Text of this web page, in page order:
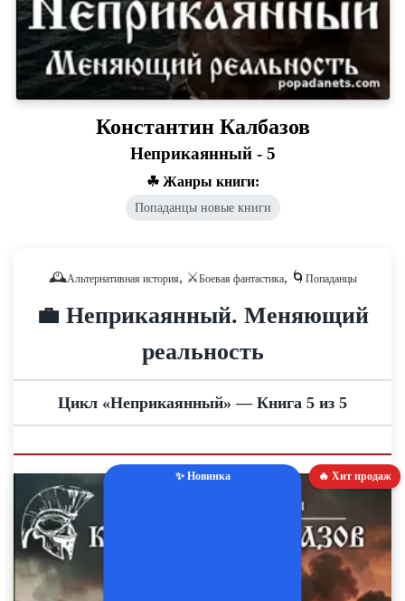
Константин Калбазов
Неприкаянный - 5
☘ Жанры книги:
Попаданцы новые книги
🕰️Альтернативная история, ⚔️Боевая фантастика, 🌀 Попаданцы
💼 Неприкаянный. Меняющий
реальность
Цикл «Неприкаянный» — Книга 5 из 5
🔥 Хит продаж
✨ Новинка